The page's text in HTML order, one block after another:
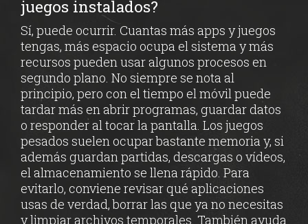
juegos instalados?
Sí, puede ocurrir. Cuantas más apps y juegos
tengas, más espacio ocupa el sistema y más
recursos pueden usar algunos procesos en
segundo plano. No siempre se nota al
principio, pero con el tiempo el móvil puede
tardar más en abrir programas, guardar datos
o responder al tocar la pantalla. Los juegos
pesados suelen ocupar bastante memoria y, si
además guardan partidas, descargas o vídeos,
el almacenamiento se llena rápido. Para
evitarlo, conviene revisar qué aplicaciones
usas de verdad, borrar las que ya no necesitas
y limpiar archivos temporales. También ayuda